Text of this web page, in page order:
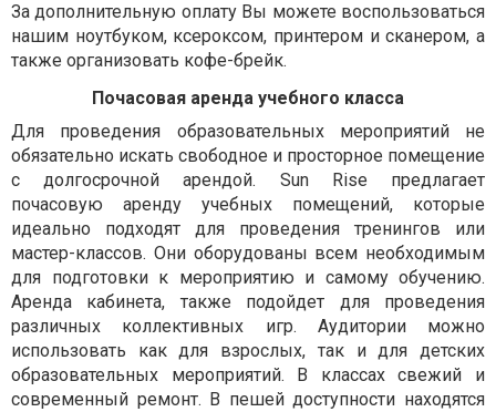
За дополнительную оплату Вы можете воспользоваться
нашим ноутбуком, ксероксом, принтером и сканером, а
также организовать кофе-брейк.
Почасовая аренда учебного класса
Для проведения образовательных мероприятий не
обязательно искать свободное и просторное помещение
с долгосрочной арендой. Sun Rise предлагает
почасовую аренду учебных помещений, которые
идеально подходят для проведения тренингов или
мастер-классов. Они оборудованы всем необходимым
для подготовки к мероприятию и самому обучению.
Аренда кабинета, также подойдет для проведения
различных коллективных игр. Аудитории можно
использовать как для взрослых, так и для детских
образовательных мероприятий. В классах свежий и
современный ремонт. В пешей доступности находятся